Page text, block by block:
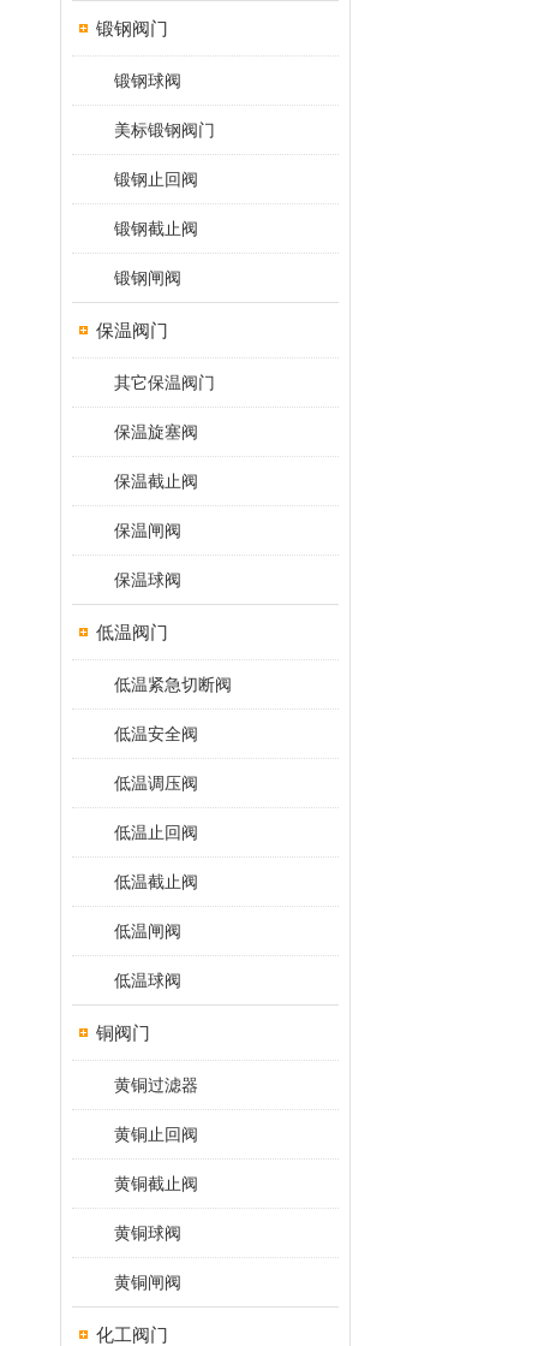
锻钢阀门
锻钢球阀
美标锻钢阀门
锻钢止回阀
锻钢截止阀
锻钢闸阀
保温阀门
其它保温阀门
保温旋塞阀
保温截止阀
保温闸阀
保温球阀
低温阀门
低温紧急切断阀
低温安全阀
低温调压阀
低温止回阀
低温截止阀
低温闸阀
低温球阀
铜阀门
黄铜过滤器
黄铜止回阀
黄铜截止阀
黄铜球阀
黄铜闸阀
化工阀门